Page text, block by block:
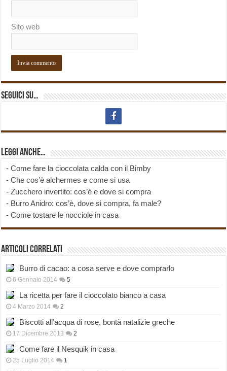
Sito web
Seguici su…
Leggi anche…
-Come fare la cioccolata calda con il Bimby
-Che cos’è alchermes e come si usa
-Zucchero invertito: cos’è e dove si compra
- Burro Anidro: cos’è, dove si compra, fa male?
-Come tostare le nocciole in casa
Articoli correlati
Burro di cacao: a cosa serve e dove comprarlo
6 Gennaio 2014 5
La ricetta per fare il cioccolato bianco a casa
4 Marzo 2014 2
Biscotti all’acqua di rose, bontà natalizie greche
17 Dicembre 2013 2
Come fare il Nesquik in casa
25 Luglio 2014 1